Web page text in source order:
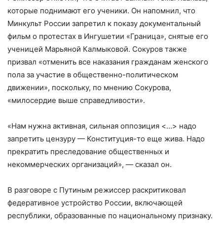
которые поднимают его ученики. Он напомнил, что
Минкульт России запретил к показу документальный
фильм о протестах в Ингушетии «Граница», снятые его
ученицей Марьяной Калмыковой. Сокуров также
призвал «отменить все наказания гражданам женского
пола за участие в общественно-политическом
движении», поскольку, по мнению Сокурова,
«милосердие выше справедливости».
«Нам нужна активная, сильная оппозиция <…> надо
запретить цензуру — Конституция-то еще жива. Надо
прекратить преследование общественных и
некоммерческих организаций», — сказал он.
В разговоре с Путиным режиссер раскритиковал
федеративное устройство России, включающей
республики, образованные по национальному признаку.